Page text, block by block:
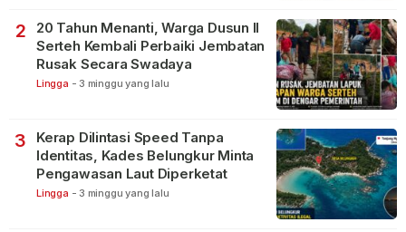
2
20 Tahun Menanti, Warga Dusun II
Serteh Kembali Perbaiki Jembatan
Rusak Secara Swadaya
Lingga - 3 minggu yang lalu
3
Kerap Dilintasi Speed Tanpa
Identitas, Kades Belungkur Minta
Pengawasan Laut Diperketat
Lingga - 3 minggu yang lalu